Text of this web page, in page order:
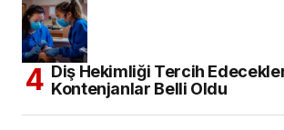
Diş Hekimliği Tercih
Kontenjanlar Belli Oldu